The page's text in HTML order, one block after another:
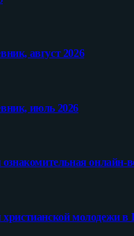
август 2026
июль 2026
ознакомительная онлайн-
молодежи в